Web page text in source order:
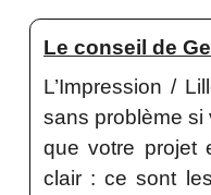
Le conseil de
L’Impression /
sans problème
que votre projet
clair : ce sont